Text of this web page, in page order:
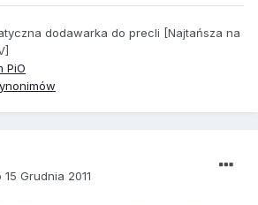
dodawarka do precli [Najtańsza na
PiO
15 Grudnia 2011